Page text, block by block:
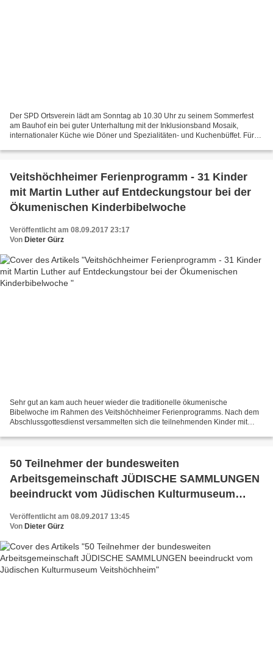
Der SPD Ortsverein lädt am Sonntag ab 10.30 Uhr zu seinem Sommerfest
am Bauhof ein bei guter Unterhaltung mit der Inklusionsband Mosaik,
internationaler Küche wie Döner und Spezialitäten- und Kuchenbüffet. Für
Veitshöchheimer Ferienprogramm - 31 Kinder
mit Martin Luther auf Entdeckungstour bei der
Ökumenischen Kinderbibelwoche
Veröffentlicht am 08.09.2017 23:17
Von Dieter Gürz
Sehr gut an kam auch heuer wieder die traditionelle ökumenische
Bibelwoche im Rahmen des Veitshöchheimer Ferienprogramms. Nach dem
Abschlussgottesdienst versammelten sich die teilnehmenden Kinder mit
50 Teilnehmer der bundesweiten
Arbeitsgemeinschaft JÜDISCHE SAMMLUNGEN
beeindruckt vom Jüdischen Kulturmuseum
Veröffentlicht am 08.09.2017 13:45
Von Dieter Gürz